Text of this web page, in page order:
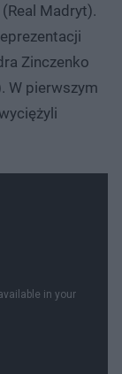
Madryt).
Zinczenko
W pierwszym